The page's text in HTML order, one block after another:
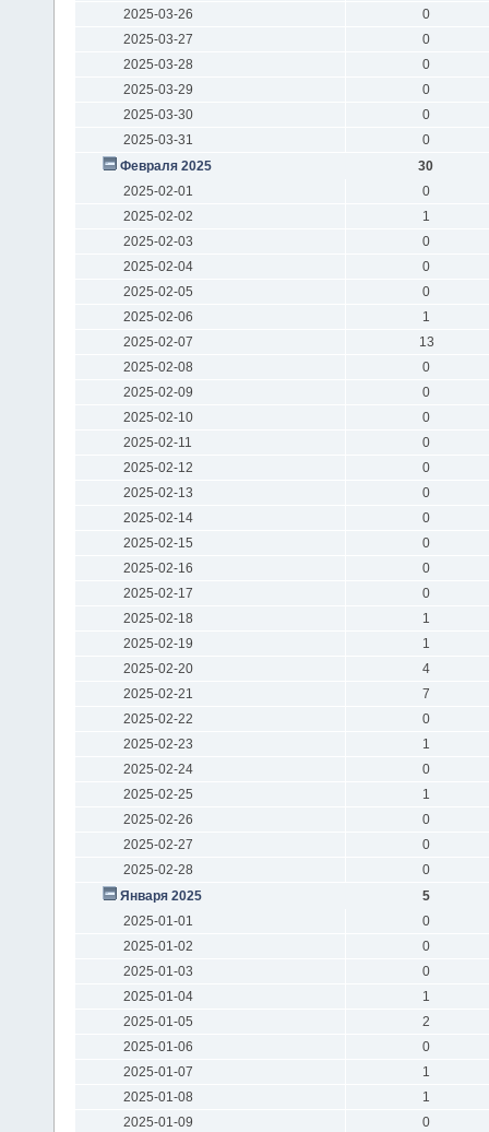
2025-03-26
0
2025-03-27
0
2025-03-28
0
2025-03-29
0
2025-03-30
0
2025-03-31
0
Февраля 2025
30
2025-02-01
0
2025-02-02
1
2025-02-03
0
2025-02-04
0
2025-02-05
0
2025-02-06
1
2025-02-07
13
2025-02-08
0
2025-02-09
0
2025-02-10
0
2025-02-11
0
2025-02-12
0
2025-02-13
0
2025-02-14
0
2025-02-15
0
2025-02-16
0
2025-02-17
0
2025-02-18
1
2025-02-19
1
2025-02-20
4
2025-02-21
7
2025-02-22
0
2025-02-23
1
2025-02-24
0
2025-02-25
1
2025-02-26
0
2025-02-27
0
2025-02-28
0
Января 2025
5
2025-01-01
0
2025-01-02
0
2025-01-03
0
2025-01-04
1
2025-01-05
2
2025-01-06
0
2025-01-07
1
2025-01-08
1
2025-01-09
0